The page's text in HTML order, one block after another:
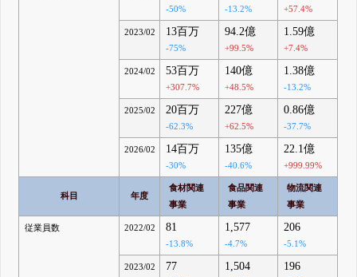
-50% -13.2% +57.4%
2023/02 13百万
-75%
94.2億
+99.5%
1.59億
+7.4%
2024/02 53百万
+307.7%
140億
+48.5%
1.38億
-13.2%
2025/02 20百万
-62.3%
227億
+62.5%
0.86億
-37.7%
2026/02 14百万
-30%
135億
-40.6%
22.1億
+999.99%
科目 年度
食材関連
事業
食品関連
事業
物流関連
事業
従業員数 2022/02 81
-13.8%
1,577
-4.7%
206
-5.1%
2023/02 77 1,504 196